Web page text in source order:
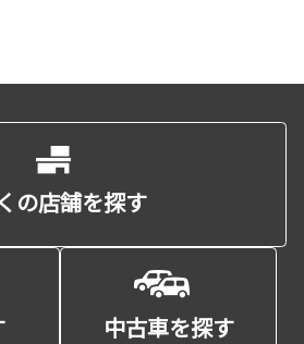
の店舗を探す
中古車を探す